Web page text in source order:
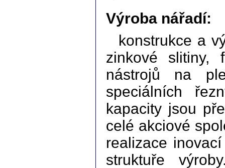
Výroba nářadí:
konstrukce a
zinkové slitiny,
nástrojů na
speciálních
kapacity jsou
celé akciové
realizace
struktuře